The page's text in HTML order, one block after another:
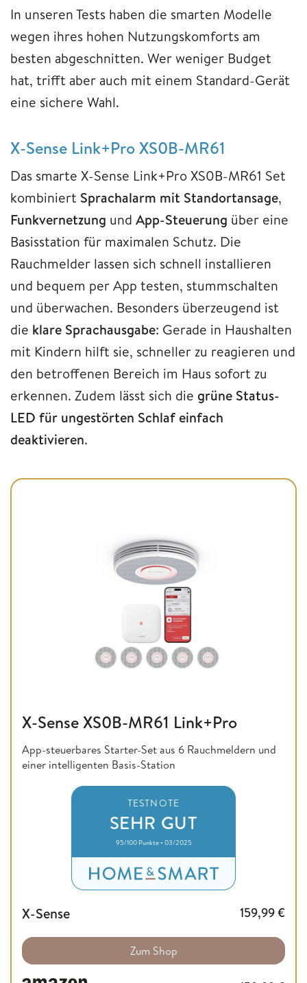
In unseren Tests haben die smarten Modelle
wegen ihres hohen Nutzungskomforts am
besten abgeschnitten. Wer weniger Budget
hat, trifft aber auch mit einem Standard-Gerät
eine sichere Wahl.
X-Sense Link+Pro XS0B-MR61
Das smarte X-Sense Link+Pro XS0B-MR61 Set
kombiniert Sprachalarm mit Standortansage,
Funkvernetzung und App-Steuerung über eine
Basisstation für maximalen Schutz. Die
Rauchmelder lassen sich schnell installieren
und bequem per App testen, stummschalten
und überwachen. Besonders überzeugend ist
die klare Sprachausgabe: Gerade in Haushalten
mit Kindern hilft sie, schneller zu reagieren und
den betroffenen Bereich im Haus sofort zu
erkennen. Zudem lässt sich die grüne Status-
LED für ungestörten Schlaf einfach
deaktivieren.
X-Sense XS0B-MR61 Link+Pro
App-steuerbares Starter-Set aus 6 Rauchmeldern und
einer intelligenten Basis-Station
TESTNOTE
SEHR GUT
95/100 Punkte • 03/2025
X-Sense 159,99€
Zum Shop